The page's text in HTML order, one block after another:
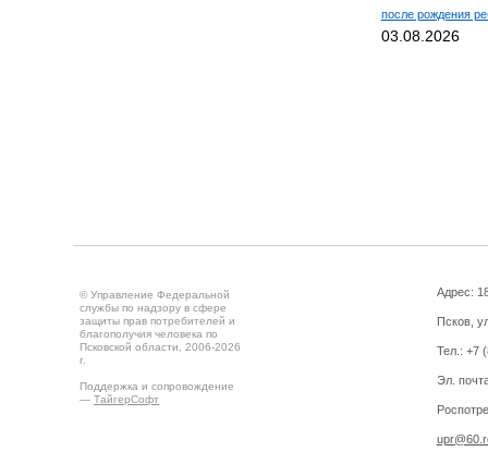
после рождения
03.08.2026
© Управление Федеральной
службы по надзору в сфере
защиты прав потребителей и
благополучия человека по
Псковской области, 2006-2026
г.
Поддержка и сопровождение
— ТайгерСофт
Адрес:
Псков,
Тел.: +7
Эл.